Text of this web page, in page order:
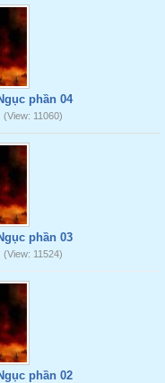
phần 04
(View: 11060)
phần 03
(View: 11524)
phần 02